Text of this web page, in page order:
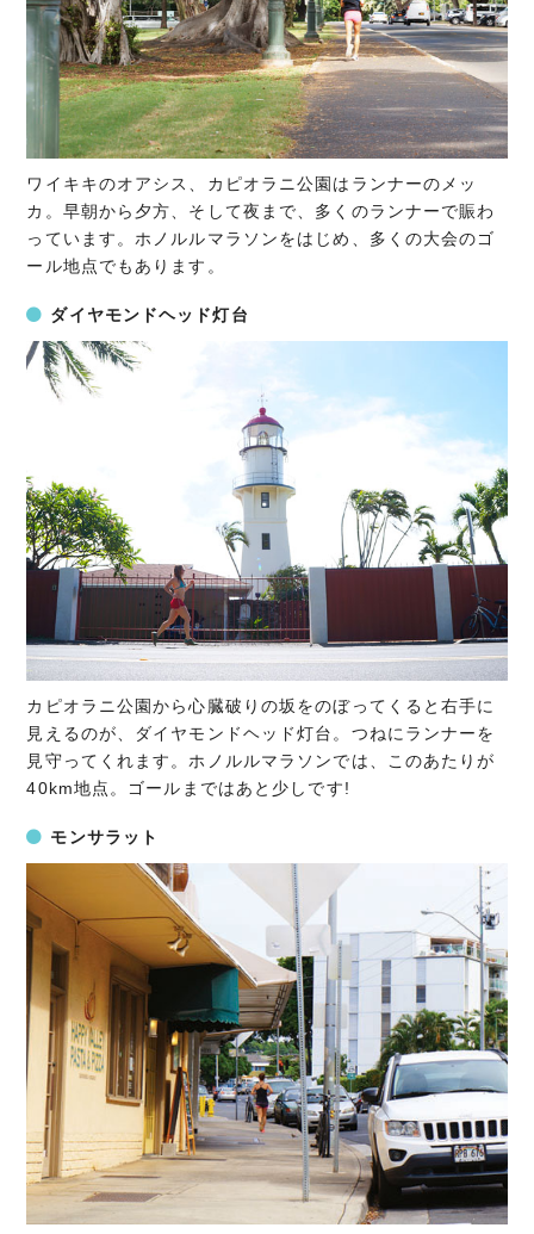
ワイキキのオアシス、カピオラニ公園はランナーのメッ
カ。早朝から夕方、そして夜まで、多くのランナーで賑わ
っています。ホノルルマラソンをはじめ、多くの大会のゴ
ール地点でもあります。
ダイヤモンドヘッド灯台
カピオラニ公園から心臓破りの坂をのぼってくると右手に
見えるのが、ダイヤモンドヘッド灯台。つねにランナーを
見守ってくれます。ホノルルマラソンでは、このあたりが
40km地点。ゴールまではあと少しです!
モンサラット